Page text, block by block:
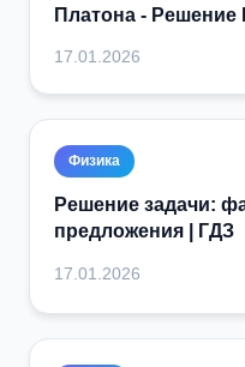
Платона - Решение
17.01.2026
Физика
Решение задачи:
предложения | ГДЗ
17.01.2026